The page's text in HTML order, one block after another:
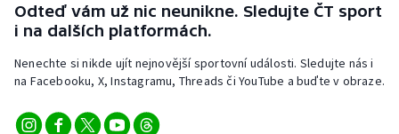
Veslování
Vodní slalom
Odteď vám už nic neunikne. Sledujte ČT sport
i na dalších platformách.
Nenechte si nikde ujít nejnovější sportovní události. Sledujte nás i
na Facebooku, X, Instagramu, Threads či YouTube a buďte v obraze.